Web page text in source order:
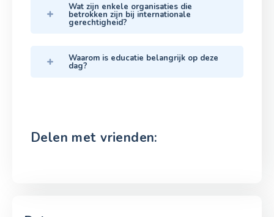
Wat zijn enkele organisaties die
betrokken zijn bij internationale
gerechtigheid?
Waarom is educatie belangrijk op deze
dag?
Delen met vrienden: